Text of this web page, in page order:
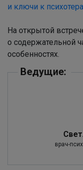
и ключи к
На открытой
о содержательной
особенностях.
Ведущие:
врач-